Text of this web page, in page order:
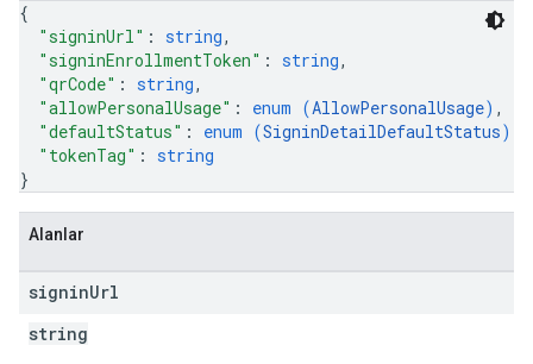
{
"signinUrl" : string,
"signinEnrollmentToken" : string,
"qrCode" : string,
"allowPersonalUsage" : enum (AllowPersonalUsage) ,
"defaultStatus" : enum (SigninDetailDefaultStatus)
"tokenTag" : string
}
Alanlar
signinUrl
string